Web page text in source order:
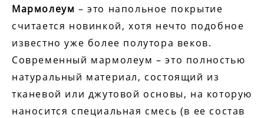
Мармолеум – это напольное покрытие
считается новинкой, хотя нечто подобное
известно уже более полутора веков.
Современный мармолеум – это полностью
натуральный материал, состоящий из
тканевой или джутовой основы, на которую
наносится специальная смесь (в ее состав